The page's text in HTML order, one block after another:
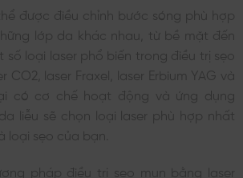
được điều chỉnh bước sóng phù hợp
lớp da khác nhau, từ bề mặt đến
số loại laser phổ biến trong điều trị sẹo
CO2, laser Fraxel, laser Erbium YAG và
có cơ chế hoạt động và ứng dụng
liễu sẽ chọn loại laser phù hợp nhất
loại sẹo của bạn.
pháp điều trị sẹo mụn bằng laser